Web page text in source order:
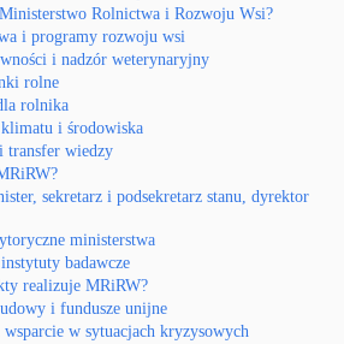
Rolnictwa i Rozwoju Wsi?
i programy rozwoju wsi
i nadzór weterynaryjny
rolne
rolnika
klimatu i środowiska
transfer wiedzy
sekretarz i podsekretarz stanu, dyrektor
ministerstwa
badawcze
realizuje MRiRW?
i fundusze unijne
w sytuacjach kryzysowych